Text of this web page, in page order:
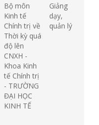
Bộ môn
Kinh tế
Chính trị về
Thời kỳ quá
độ lên
CNXH -
Khoa Kinh
tế Chính trị
- TRƯỜNG
ĐẠI HỌC
KINH TẾ
Giảng
dạy,
quản lý